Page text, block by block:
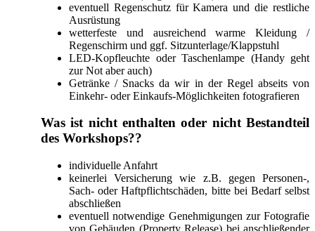
eventuell Regenschutz für Kamera und die restliche
Ausrüstung
wetterfeste und ausreichend warme Kleidung /
Regenschirm und ggf. Sitzunterlage/Klappstuhl
LED-Kopfleuchte oder Taschenlampe (Handy geht
zur Not aber auch)
Getränke / Snacks da wir in der Regel abseits von
Einkehr- oder Einkaufs-Möglichkeiten fotografieren
Was ist nicht enthalten oder nicht Bestandteil
des Workshops??
individuelle Anfahrt
keinerlei Versicherung wie z.B. gegen Personen-,
Sach- oder Haftpflichtschäden, bitte bei Bedarf selbst
abschließen
eventuell notwendige Genehmigungen zur Fotografie
von Gebäuden (Property Release) bei anschließender